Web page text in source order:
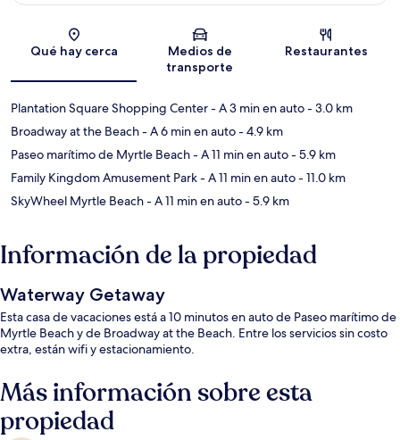
Sección del mapa
Qué hay cerca
Medios de
transporte
Restaurantes
Plantation Square Shopping Center- A 3 min en auto- 3.0 km
Broadway at the Beach- A 6 min en auto- 4.9 km
Paseo marítimo de Myrtle Beach- A 11 min en auto- 5.9 km
Family Kingdom Amusement Park- A 11 min en auto- 11.0 km
SkyWheel Myrtle Beach- A 11 min en auto- 5.9 km
Información de la propiedad
Waterway Getaway
Esta casa de vacaciones está a 10 minutos en auto de Paseo marítimo de
Myrtle Beach y de Broadway at the Beach. Entre los servicios sin costo
extra, están wifi y estacionamiento.
Más información sobre esta
propiedad